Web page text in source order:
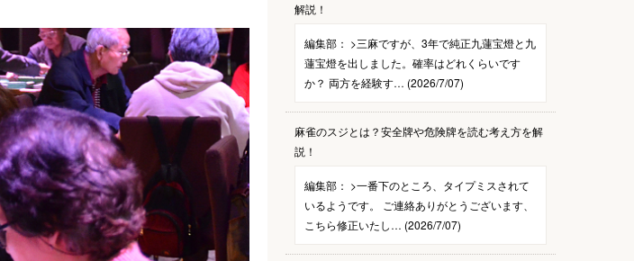
解説！
編集部： >三麻ですが、3年で純正九蓮宝燈と九
蓮宝燈を出しました。確率はどれくらいです
か？ 両方を経験す… (2026/7/07)
麻雀のスジとは？安全牌や危険牌を読む考え方を解
説！
編集部： >一番下のところ、タイプミスされて
いるようです。 ご連絡ありがとうございます、
こちら修正いたし… (2026/7/07)